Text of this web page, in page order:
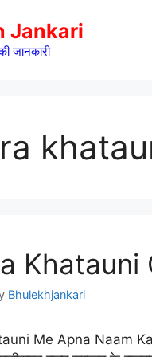
Jankari
जानकारी
Khatauni
Bhulekhjankari
Me Apna Naam